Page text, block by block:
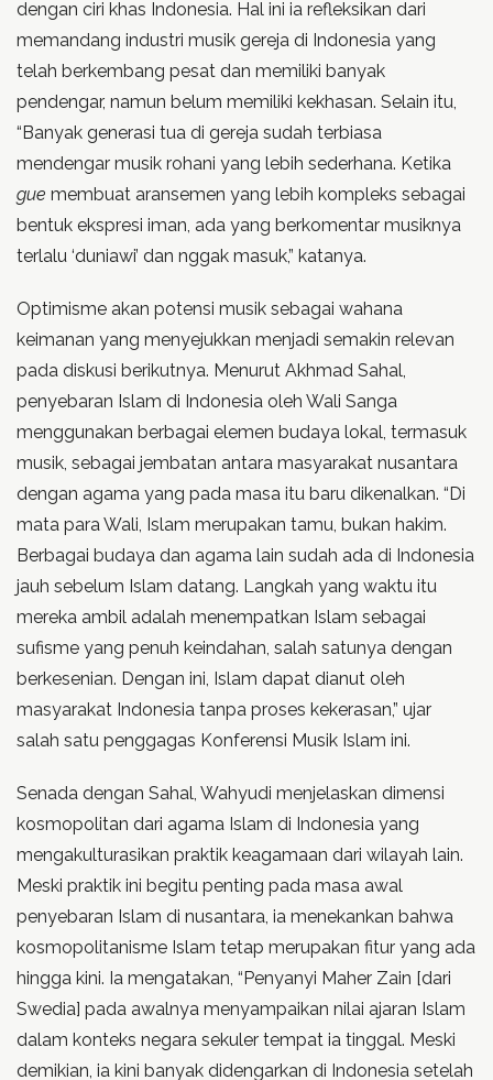
dengan ciri khas Indonesia. Hal ini ia refleksikan dari
memandang industri musik gereja di Indonesia yang
telah berkembang pesat dan memiliki banyak
pendengar, namun belum memiliki kekhasan. Selain itu,
“Banyak generasi tua di gereja sudah terbiasa
mendengar musik rohani yang lebih sederhana. Ketika
gue membuat aransemen yang lebih kompleks sebagai
bentuk ekspresi iman, ada yang berkomentar musiknya
terlalu ‘duniawi’ dan nggak masuk,” katanya.
Optimisme akan potensi musik sebagai wahana
keimanan yang menyejukkan menjadi semakin relevan
pada diskusi berikutnya. Menurut Akhmad Sahal,
penyebaran Islam di Indonesia oleh Wali Sanga
menggunakan berbagai elemen budaya lokal, termasuk
musik, sebagai jembatan antara masyarakat nusantara
dengan agama yang pada masa itu baru dikenalkan. “Di
mata para Wali, Islam merupakan tamu, bukan hakim.
Berbagai budaya dan agama lain sudah ada di Indonesia
jauh sebelum Islam datang. Langkah yang waktu itu
mereka ambil adalah menempatkan Islam sebagai
sufisme yang penuh keindahan, salah satunya dengan
berkesenian. Dengan ini, Islam dapat dianut oleh
masyarakat Indonesia tanpa proses kekerasan,” ujar
salah satu penggagas Konferensi Musik Islam ini.
Senada dengan Sahal, Wahyudi menjelaskan dimensi
kosmopolitan dari agama Islam di Indonesia yang
mengakulturasikan praktik keagamaan dari wilayah lain.
Meski praktik ini begitu penting pada masa awal
penyebaran Islam di nusantara, ia menekankan bahwa
kosmopolitanisme Islam tetap merupakan fitur yang ada
hingga kini. Ia mengatakan, “Penyanyi Maher Zain [dari
Swedia] pada awalnya menyampaikan nilai ajaran Islam
dalam konteks negara sekuler tempat ia tinggal. Meski
demikian, ia kini banyak didengarkan di Indonesia setelah